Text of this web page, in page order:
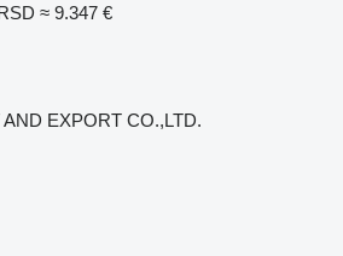
≈ 9.347 €
EXPORT CO.,LTD.